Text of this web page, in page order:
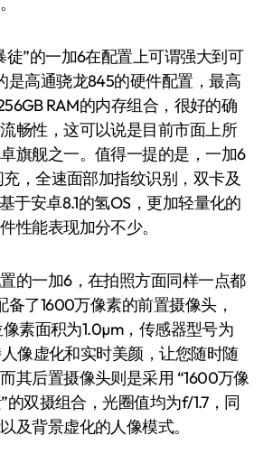
”的一加6在配置上可谓强大到可
是高通骁龙845的硬件配置，最高
RAM的内存组合，很好的确
畅性，这可以说是目前市面上所
旗舰之一。值得一提的是，一加6
，全速面部加指纹识别，双卡及
于安卓8.1的氢OS，更加轻量化的
性能表现加分不少。
一加6，在拍照方面同样一点都
备了1600万像素的前置摄像头，
素面积为1.0µm，传感器型号为
像虚化和实时美颜，让您随时随
其后置摄像头则是采用 “1600万像
双摄组合，光圈值均为f/1.7，同
及背景虚化的人像模式。